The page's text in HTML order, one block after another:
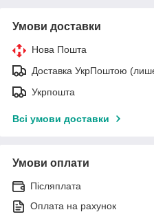
Умови доставки
Нова Пошта
Доставка УкрПоштою
Укрпошта
Всі умови доставки
Умови оплати
Післяплата
Оплата на рахунок